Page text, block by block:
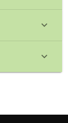
keyboard_arrow_down
keyboard_arrow_down